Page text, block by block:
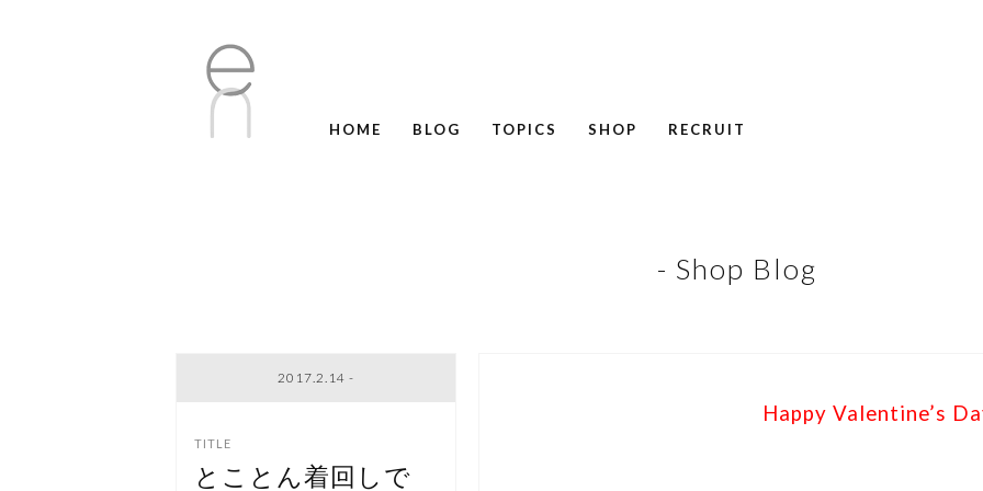
HOME BLOG
TOPICS
SHOP RECRUIT
- Shop Blog
2017.2.14 -
とことん着回しで
Happy Valentine’s